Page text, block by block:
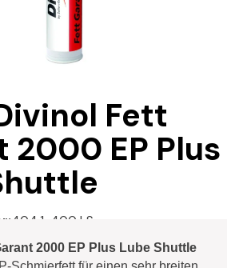
Fett
2000 EP Plus
404.1-400 LS
2000 EP Plus Lube Shuttle